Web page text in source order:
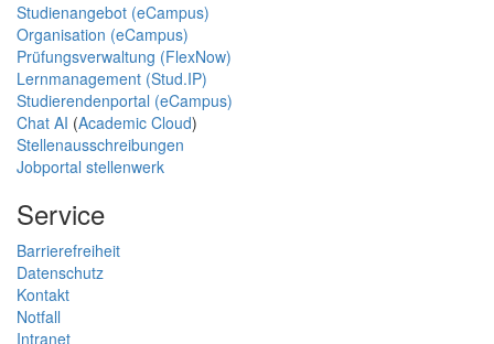
Studienangebot (eCampus)
Organisation (eCampus)
Prüfungsverwaltung (FlexNow)
Lernmanagement (Stud.IP)
Studierendenportal (eCampus)
Chat AI (Academic Cloud)
Stellenausschreibungen
Jobportal stellenwerk
Service
Barrierefreiheit
Datenschutz
Kontakt
Notfall
Intranet